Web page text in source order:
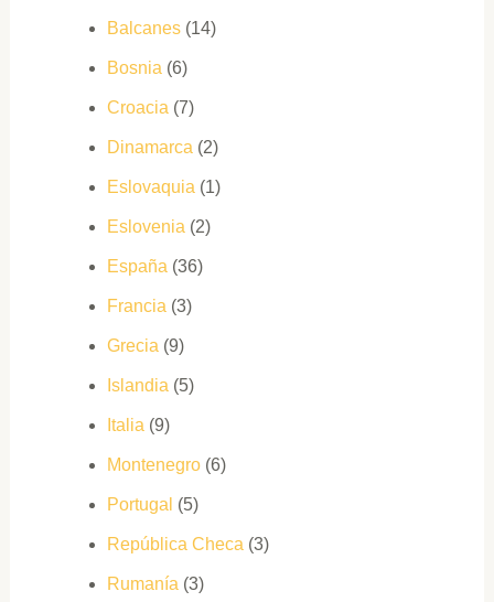
Balcanes(14)
Bosnia (6)
Croacia (7)
Dinamarca (2)
Eslovaquia (1)
Eslovenia (2)
España (36)
Francia (3)
Grecia (9)
Islandia (5)
Italia (9)
Montenegro(6)
Portugal (5)
República Checa (3)
Rumanía (3)